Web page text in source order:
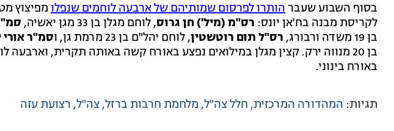
בסוף השבוע שעברהותרו לפרסום שמותיהם של ארבעה לוחמים שנפלו מפיצוץ
לקריסת מבנה בח'אן יונס: רס"מ (מיל') חן גרוס, לוחם מגלן בן 33 מגן יאשיה,
בן 19 משדה ורבורג,
רס"ל תום רוטשטין, לוחם יהל"ם בן 23 מרמת גן, ו סמ"ר אורי
בן 20 מנווה ירק. קצין מגלן במילואים נפצע באורח קשה באותה תקרית, וארבעה
באורח בינוני.
תגיות: המהדורה המרכזית חלל צה"ל מלחמת חרבות ברזל צה"ל רצועת עזה